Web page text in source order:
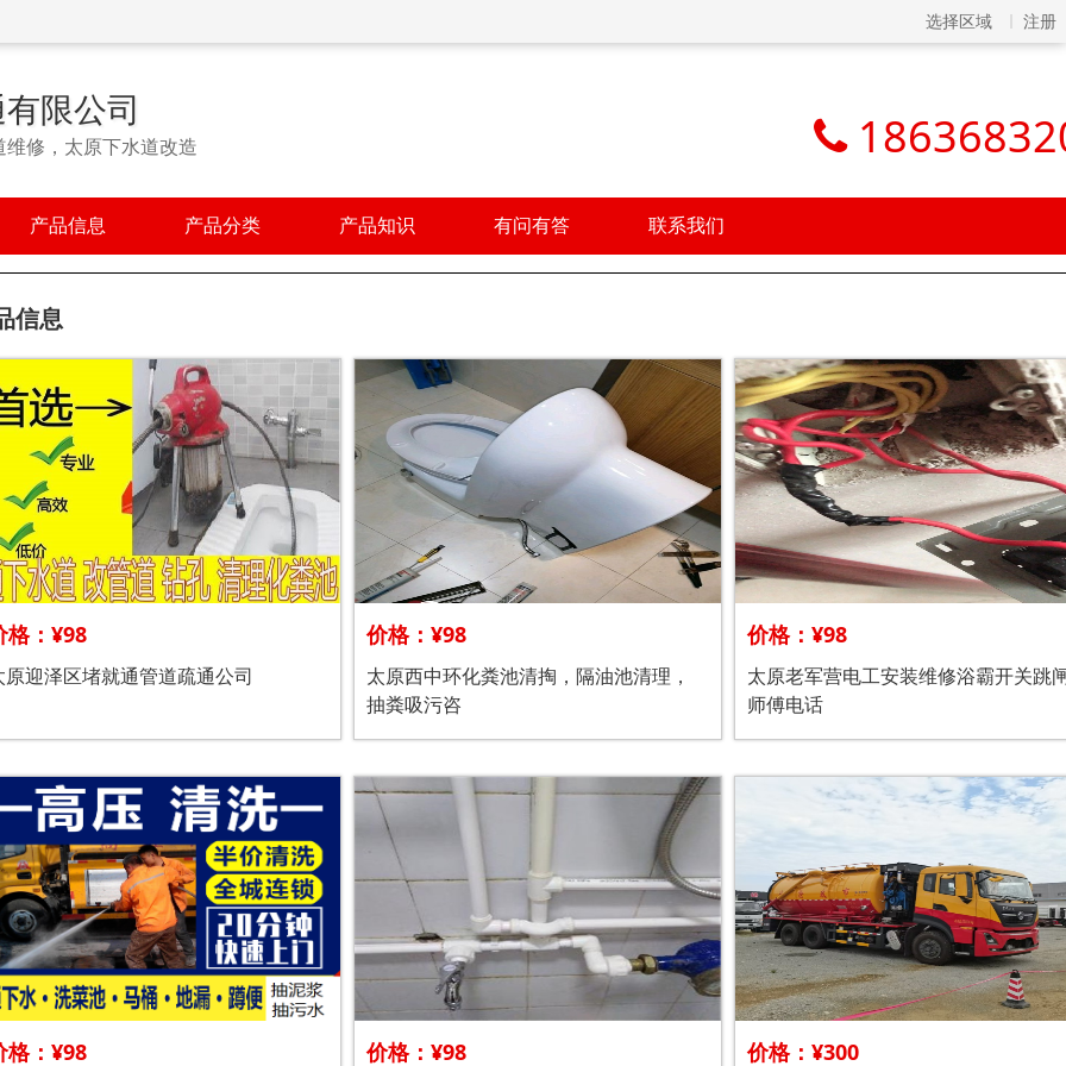
选择区域 注册
限公司
修，太原下水道改造
产品信息 产品分类 产品知识 有问有答 联系我们
信息
格：¥98
原迎泽区堵就通管道疏通公司
价格：¥98
太原西中环化粪池清掏，隔油池清理，
抽粪吸污咨
价格：¥98
太原老军营电工安装维修浴霸开关跳
师傅电话
格：¥98 价格：¥98 价格：¥300